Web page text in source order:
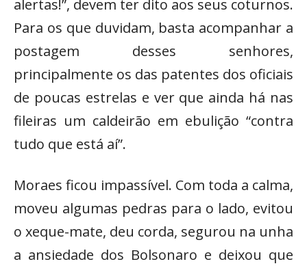
alertas!”, devem ter dito aos seus coturnos.
Para os que duvidam, basta acompanhar a
postagem desses senhores,
principalmente os das patentes dos oficiais
de poucas estrelas e ver que ainda há nas
fileiras um caldeirão em ebulição “contra
tudo que está aí”.
Moraes ficou impassível. Com toda a calma,
moveu algumas pedras para o lado, evitou
o xeque-mate, deu corda, segurou na unha
a ansiedade dos Bolsonaro e deixou que